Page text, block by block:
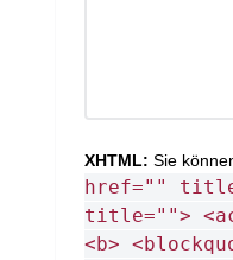
XHTML: Sie
href=""
title="">
<b>